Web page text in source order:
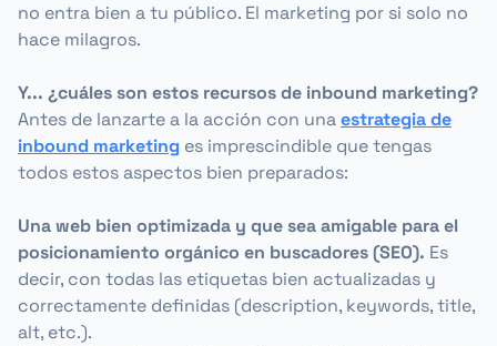
no entra bien a tu público. El marketing por si solo no
hace milagros.
Y... ¿cuáles son estos recursos de inbound marketing?
Antes de lanzarte a la acción con unaestrategia de
inbound marketing es imprescindible que tengas
todos estos aspectos bien preparados:
Una web bien optimizada y que sea amigable para el
posicionamiento orgánico en buscadores (SEO). Es
decir, con todas las etiquetas bien actualizadas y
correctamente definidas (description, keywords, title,
alt, etc.).